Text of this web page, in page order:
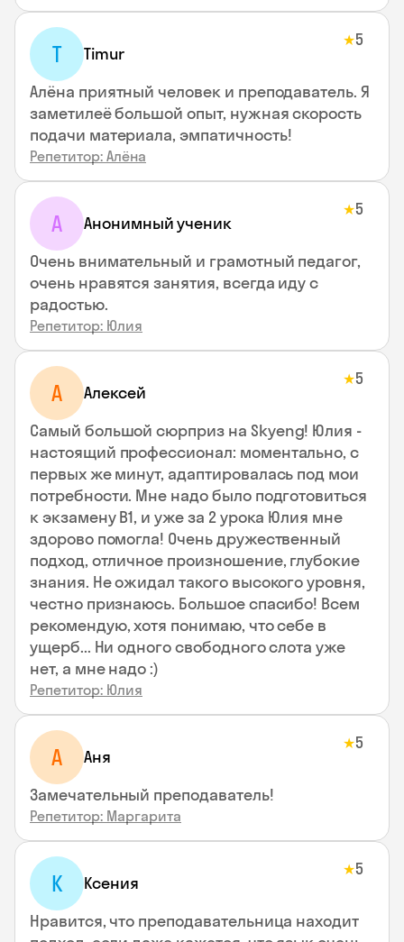
T Timur
★5
Алёна приятный человек и преподаватель. Я
заметилеё большой опыт, нужная скорость
подачи материала, эмпатичность!
Репетитор: Алёна
А Анонимный ученик
★5
Очень внимательный и грамотный педагог,
очень нравятся занятия, всегда иду с
радостью.
Репетитор: Юлия
А Алексей
★5
Самый большой сюрприз на Skyeng! Юлия -
настоящий профессионал: моментально, с
первых же минут, адаптировалась под мои
потребности. Мне надо было подготовиться
к экзамену В1, и уже за 2 урока Юлия мне
здорово помогла! Очень дружественный
подход, отличное произношение, глубокие
знания. Не ожидал такого высокого уровня,
честно признаюсь. Большое спасибо! Всем
рекомендую, хотя понимаю, что себе в
ущерб... Ни одного свободного слота уже
нет, а мне надо :)
Репетитор: Юлия
А Аня
★5
Замечательный преподаватель!
Репетитор: Маргарита
К Ксения
★5
Нравится, что преподавательница находит